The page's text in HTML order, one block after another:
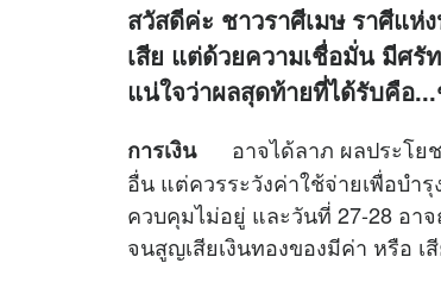
สวัสดีค่ะ ชาวราศีเมษ ราศีแห่
เสีย แต่ด้วยความเชื่อมั่น มีศรั
แน่ใจว่าผลสุดท้ายที่ได้รับคือ
การเงินอาจได้ลาภ ผลประโยชน์
อื่น แต่ควรระวังค่าใช้จ่ายเพื่อบำ
ควบคุมไม่อยู่ และวันที่ 27-28 อา
จนสูญเสียเงินทองของมีค่า หรือ